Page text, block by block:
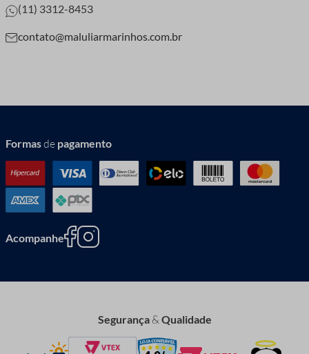
(11) 3312-8453
contato@maluliarmarinhos.com.br
Formasde pagamento
Acompanhe
Segurança&Qualidade